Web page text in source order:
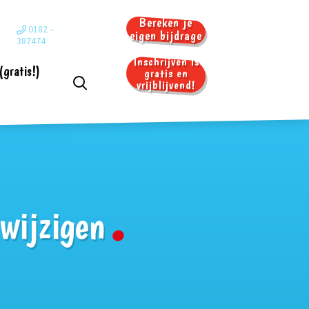
0182 –
387474
Bereken je
eigen bijdrage
Inschrijven is
gratis en
vrijblijvend!